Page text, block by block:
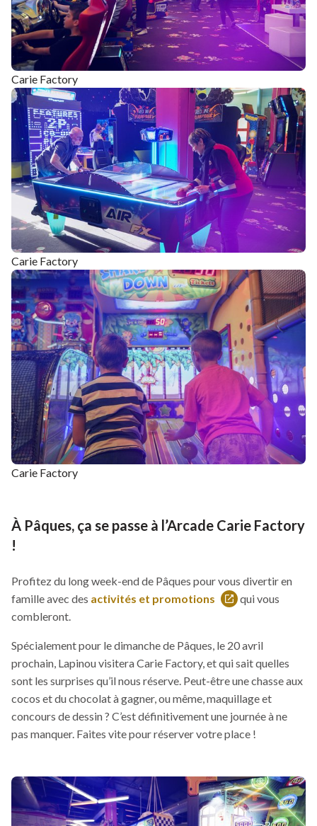
Carie Factory
Carie Factory
Carie Factory
À Pâques, ça se passe à l’Arcade Carie Factory
!
Profitez du long week-end de Pâques pour vous divertir en
famille avec des activités et promotions
Ce
s'ouvrira
dans
une
nouvelle
fenêtre
qui vous
combleront.
Spécialement pour le dimanche de Pâques, le 20 avril
prochain, Lapinou visitera Carie Factory, et qui sait quelles
sont les surprises qu’il nous réserve. Peut-être une chasse aux
cocos et du chocolat à gagner, ou même, maquillage et
concours de dessin ? C’est définitivement une journée à ne
pas manquer. Faites vite pour réserver votre place !